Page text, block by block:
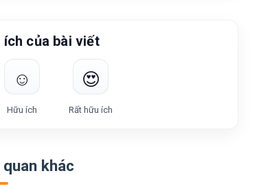
của bài viết
☺️
Hữu ích
😍
Rất hữu ích
khác